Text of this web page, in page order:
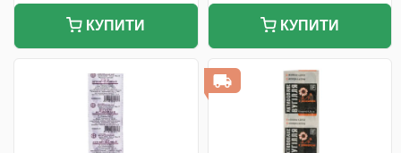
КУПИТИ КУПИТИ